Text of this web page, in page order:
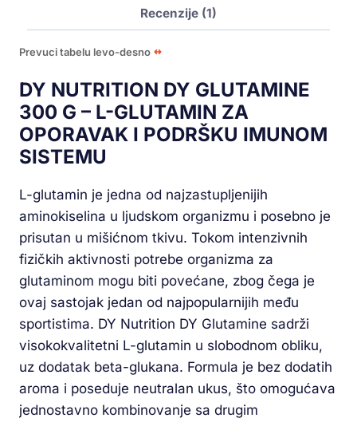
Recenzije (1)
Prevuci tabelu levo-desno
DY NUTRITION DY GLUTAMINE
300 G – L-GLUTAMIN ZA
OPORAVAK I PODRŠKU IMUNOM
SISTEMU
L-glutamin je jedna od najzastupljenijih
aminokiselina u ljudskom organizmu i posebno je
prisutan u mišićnom tkivu. Tokom intenzivnih
fizičkih aktivnosti potrebe organizma za
glutaminom mogu biti povećane, zbog čega je
ovaj sastojak jedan od najpopularnijih među
sportistima. DY Nutrition DY Glutamine sadrži
visokokvalitetni L-glutamin u slobodnom obliku,
uz dodatak beta-glukana. Formula je bez dodatih
aroma i poseduje neutralan ukus, što omogućava
jednostavno kombinovanje sa drugim